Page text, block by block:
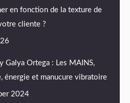
en fonction de la texture de
cliente ?
Galya Ortega : Les MAINS,
énergie et manucure vibratoire
2024